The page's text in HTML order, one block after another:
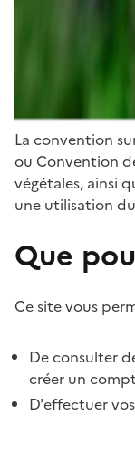
La convention
ou Convention
végétales, ainsi
une utilisation
Que
Ce site vous
De consulter
créer un
D'effectuer